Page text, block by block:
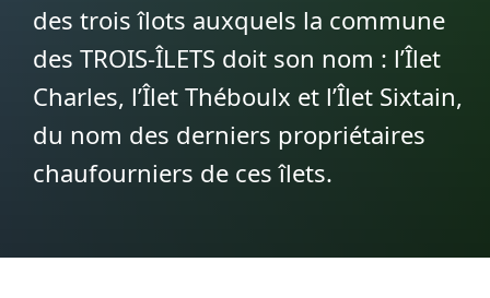
des trois îlots auxquels la commune
des TROIS-ÎLETS doit son nom : l’Îlet
Charles, l’Îlet Théboulx et l’Îlet Sixtain,
du nom des derniers propriétaires
chaufourniers de ces îlets.